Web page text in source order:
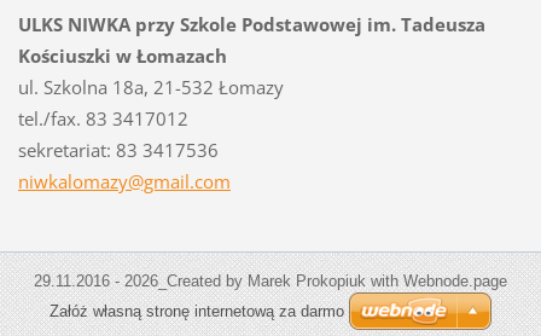
ULKS NIWKA przy Szkole Podstawowej im. Tadeusza
Kościuszki w Łomazach
ul. Szkolna 18a, 21-532 Łomazy
tel./fax. 83 3417012
sekretariat: 83 3417536
niwkalomazy@gmail.com
29.11.2016 - 2026_Created by Marek Prokopiuk with Webnode.page
Załóż własną stronę internetową za darmo